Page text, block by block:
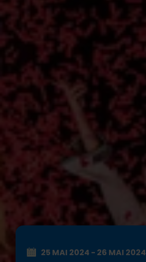
25 MAI 2024 - 26 MAI 2024